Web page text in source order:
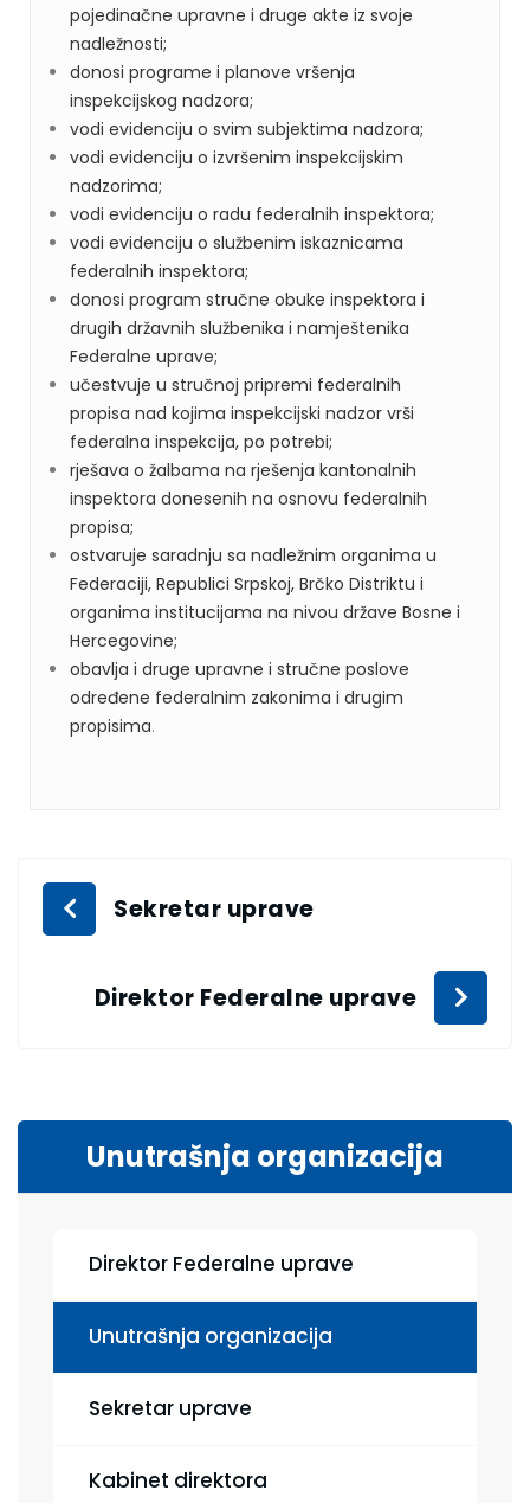
pojedinačne upravne i druge akte iz svoje
nadležnosti;
donosi programe i planove vršenja
inspekcijskog nadzora;
vodi evidenciju o svim subjektima nadzora;
vodi evidenciju o izvršenim inspekcijskim
nadzorima;
vodi evidenciju o radu federalnih inspektora;
vodi evidenciju o službenim iskaznicama
federalnih inspektora;
donosi program stručne obuke inspektora i
drugih državnih službenika i namještenika
Federalne uprave;
učestvuje u stručnoj pripremi federalnih
propisa nad kojima inspekcijski nadzor vrši
federalna inspekcija, po potrebi;
rješava o žalbama na rješenja kantonalnih
inspektora donesenih na osnovu federalnih
propisa;
ostvaruje saradnju sa nadležnim organima u
Federaciji, Republici Srpskoj, Brčko Distriktu i
organima institucijama na nivou države Bosne i
Hercegovine;
obavlja i druge upravne i stručne poslove
određene federalnim zakonima i drugim
propisima.
Sekretar uprave
Direktor Federalne uprave
Unutrašnja organizacija
Direktor Federalne uprave
Unutrašnja organizacija
Sekretar uprave
Kabinet direktora